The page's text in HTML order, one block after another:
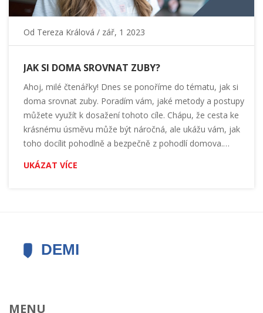
Od Tereza Králová / zář, 1 2023
JAK SI DOMA SROVNAT ZUBY?
Ahoj, milé čtenářky! Dnes se ponoříme do tématu, jak si
doma srovnat zuby. Poradím vám, jaké metody a postupy
můžete využít k dosažení tohoto cíle. Chápu, že cesta ke
krásnému úsměvu může být náročná, ale ukážu vám, jak
toho docílit pohodlně a bezpečně z pohodlí domova.
Sledujte můj blog a dozvíte se více!
UKÁZAT VÍCE
MENU